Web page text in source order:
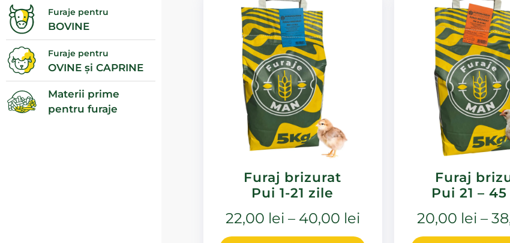
Furaje pentru
BOVINE
Furaje pentru
OVINE și CAPRINE
Materii prime
pentru furaje
Furaj brizurat
Pui 1-21 zile
22,00 lei – 40,00 lei
Furaj
Pui 21 –
20,00 lei –